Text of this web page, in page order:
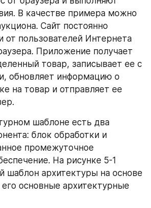
В качестве примера можно
Сайт постоянно
от пользователей Интернета
Приложение получает
товар, записывает ее с
обновляет информацию о
на товар и отправляет ее
шаблоне есть два
блок обработки и
промежуточное
На рисунке 5-1
шаблон архитектуры на основе
основные архитектурные